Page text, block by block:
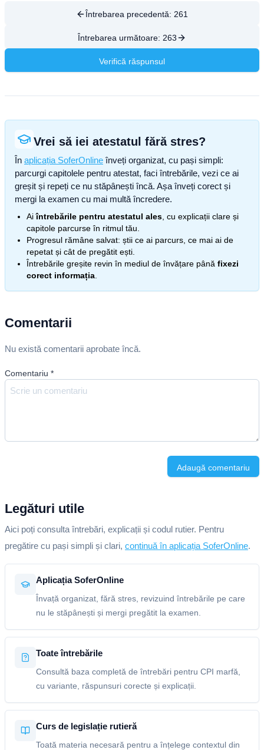
Întrebarea precedentă: 261
Întrebarea următoare: 263
Verifică răspunsul
Vrei să iei atestatul fără stres?
În aplicația SoferOnline înveți organizat, cu pași simpli:
parcurgi capitolele pentru atestat, faci întrebările, vezi ce ai
greșit și repeți ce nu stăpânești încă. Așa înveți corect și
mergi la examen cu mai multă încredere.
Aiîntrebările pentru atestatul ales , cu explicații clare și
capitole parcurse în ritmul tău.
Progresul rămâne salvat: știi ce ai parcurs, ce mai ai de
repetat și cât de pregătit ești.
Întrebările greșite revin în mediul de învățare până fixezi
corect informația
Comentarii
Nu există comentarii aprobate încă.
Comentariu *
Adaugă comentariu
Legături utile
Aici poți consulta întrebări, explicații și codul rutier. Pentru
pregătire cu pași simpli și clari, continuă în aplicația SoferOnline.
Aplicația SoferOnline
Învață organizat, fără stres, revizuind întrebările pe care
nu le stăpânești și mergi pregătit la examen.
Toate întrebările
Consultă baza completă de întrebări pentru CPI marfă,
cu variante, răspunsuri corecte și explicații.
Curs de legislație rutieră
Toată materia necesară pentru a înțelege contextul din